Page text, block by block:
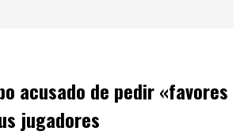
acusado de pedir «favores
jugadores